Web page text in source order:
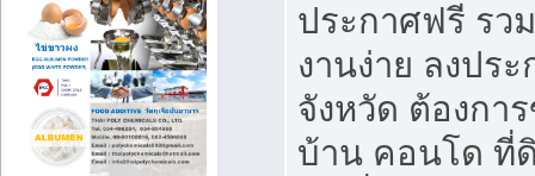
ประกาศฟรี รว
งานง่าย ลงปร
จังหวัด ต้องกา
บ้าน คอนโด ที่